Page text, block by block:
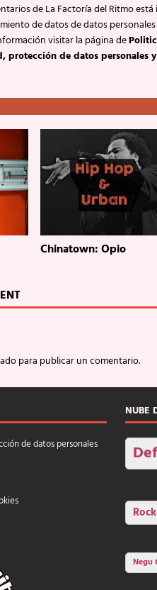
de La Factoría del Ritmo
de datos de datos
visitar la página de
protección de datos personales
Chinatown: Opio
para publicar un comentario.
de datos personales
NUBE
Negu